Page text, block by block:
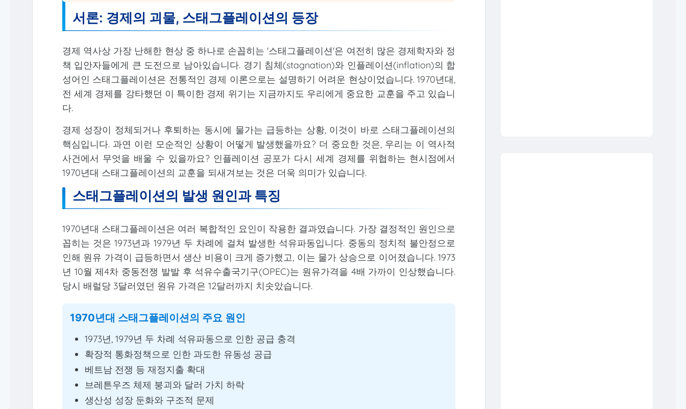
서론: 경제의 괴물, 스태그플레이션의 등장
경제 역사상 가장 난해한 현상 중 하나로 손꼽히는 '스태그플레이션'은 여전히 많은 경제학자와 정
책 입안자들에게 큰 도전으로 남아있습니다. 경기 침체(stagnation)와 인플레이션(inflation)의 합
성어인 스태그플레이션은 전통적인 경제 이론으로는 설명하기 어려운 현상이었습니다. 1970년대,
전 세계 경제를 강타했던 이 특이한 경제 위기는 지금까지도 우리에게 중요한 교훈을 주고 있습니
다.
경제 성장이 정체되거나 후퇴하는 동시에 물가는 급등하는 상황, 이것이 바로 스태그플레이션의
핵심입니다. 과연 이런 모순적인 상황이 어떻게 발생했을까요? 더 중요한 것은, 우리는 이 역사적
사건에서 무엇을 배울 수 있을까요? 인플레이션 공포가 다시 세계 경제를 위협하는 현시점에서
1970년대 스태그플레이션의 교훈을 되새겨보는 것은 더욱 의미가 있습니다.
스태그플레이션의 발생 원인과 특징
1970년대 스태그플레이션은 여러 복합적인 요인이 작용한 결과였습니다. 가장 결정적인 원인으로
꼽히는 것은 1973년과 1979년 두 차례에 걸쳐 발생한 석유파동입니다. 중동의 정치적 불안정으로
인해 원유 가격이 급등하면서 생산 비용이 크게 증가했고, 이는 물가 상승으로 이어졌습니다. 1973
년 10월 제4차 중동전쟁 발발 후 석유수출국기구(OPEC)는 원유가격을 4배 가까이 인상했습니다.
당시 배럴당 3달러였던 원유 가격은 12달러까지 치솟았습니다.
1970년대 스태그플레이션의 주요 원인
1973년, 1979년 두 차례 석유파동으로 인한 공급 충격
확장적 통화정책으로 인한 과도한 유동성 공급
베트남 전쟁 등 재정지출 확대
브레튼우즈 체제 붕괴와 달러 가치 하락
생산성 성장 둔화와 구조적 문제